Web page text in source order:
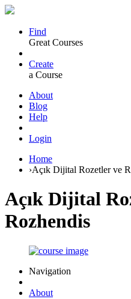
Find
Great Courses
Create
a Course
About
Blog
Help
Login
Home
›Açık Dijital Rozetler ve
Açık Dijital
Rozhendis
Navigation
About